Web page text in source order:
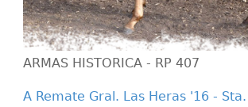
ARMAS HISTORICA - RP 407
A Remate Gral. Las Heras '16 -